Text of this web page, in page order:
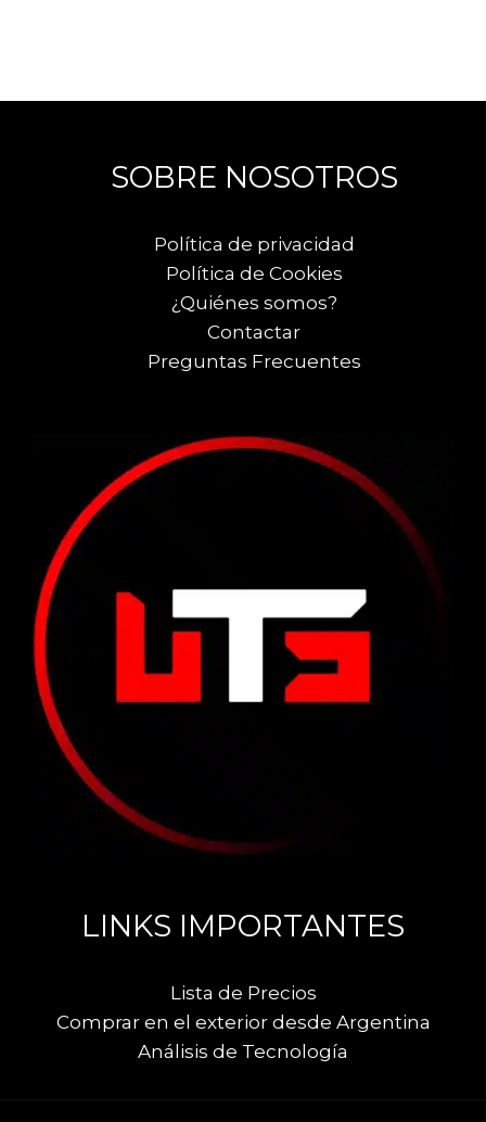
SOBRE NOSOTROS
Política de privacidad
Política de Cookies
¿Quiénes somos?
Contactar
Preguntas Frecuentes
LINKS IMPORTANTES
Lista de Precios
Comprar en el exterior desde Argentina
Análisis de Tecnología